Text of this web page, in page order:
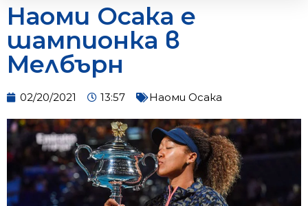
Наоми Осака е
шампионка в
Мелбърн
02/20/2021 13:57 Наоми Осака